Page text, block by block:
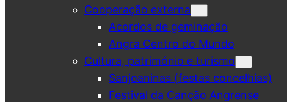
Cooperação externa
Acordos de geminação
Angra Centro do Mundo
Cultura, património e turismo
Sanjoaninas (festas concelhias)
Festival da Canção Angrense